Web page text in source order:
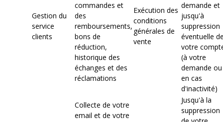
Gestion du
service
clients
commandes et
des
remboursements,
bons de
réduction,
historique des
échanges et des
réclamations
Exécution des
conditions
générales de
vente
demande et
jusqu'à
suppression
éventuelle
votre
(à votre
demande ou
en cas
d'inactivité)
Collecte de votre
email et de votre
Jusqu'à la
suppression